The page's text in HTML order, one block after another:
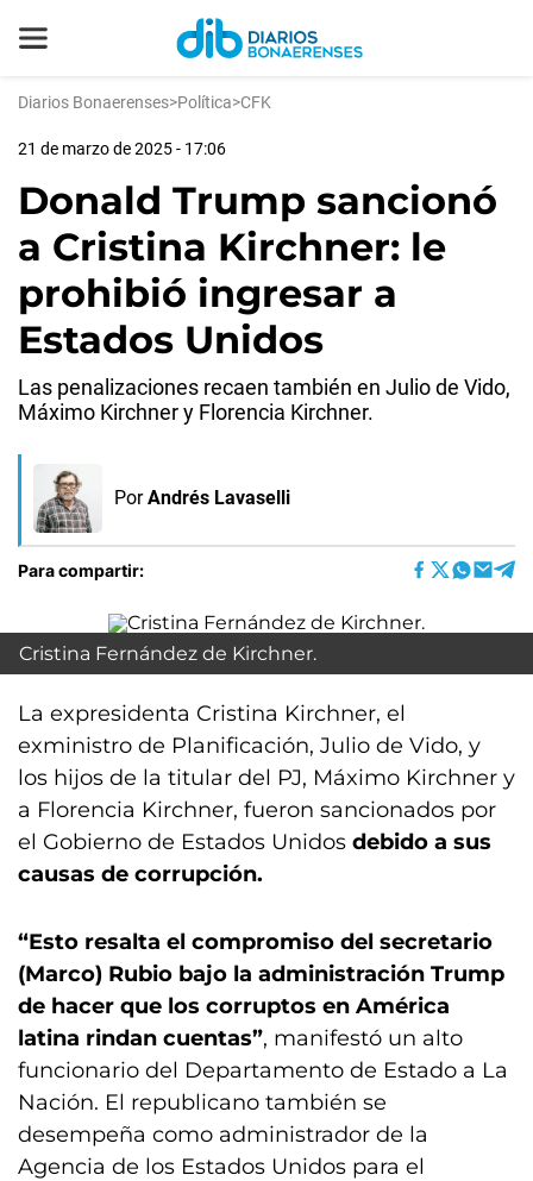
Diarios Bonaerenses>Política>CFK
21 de marzo de 2025 - 17:06
Donald Trump sancionó
a Cristina Kirchner: le
prohibió ingresar a
Estados Unidos
Las penalizaciones recaen también en Julio de Vido,
Máximo Kirchner y Florencia Kirchner.
Por Andrés Lavaselli
Para compartir:
Cristina Fernández de Kirchner.
La expresidenta Cristina Kirchner, el
exministro de Planificación, Julio de Vido, y
los hijos de la titular del PJ, Máximo Kirchner y
a Florencia Kirchner, fueron sancionados por
el Gobierno de Estados Unidos debido a sus
causas de corrupción.
“Esto resalta el compromiso del secretario
(Marco) Rubio bajo la administración Trump
de hacer que los corruptos en América
latina rindan cuentas”, manifestó un alto
funcionario del Departamento de Estado a La
Nación. El republicano también se
desempeña como administrador de la
Agencia de los Estados Unidos para el